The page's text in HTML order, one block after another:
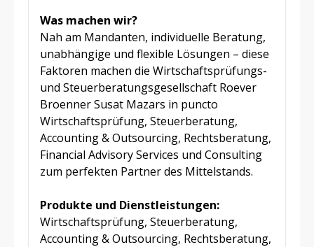
Was machen wir?
Nah am Mandanten, individuelle Beratung,
unabhängige und flexible Lösungen – diese
Faktoren machen die Wirtschaftsprüfungs-
und Steuerberatungsgesellschaft Roever
Broenner Susat Mazars in puncto
Wirtschaftsprüfung, Steuerberatung,
Accounting & Outsourcing, Rechtsberatung,
Financial Advisory Services und Consulting
zum perfekten Partner des Mittelstands.
Produkte und Dienstleistungen:
Wirtschaftsprüfung, Steuerberatung,
Accounting & Outsourcing, Rechtsberatung,